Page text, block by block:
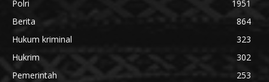
Polri
1951
Berita
864
Hukum kriminal
323
Hukrim
302
Pemerintah
253